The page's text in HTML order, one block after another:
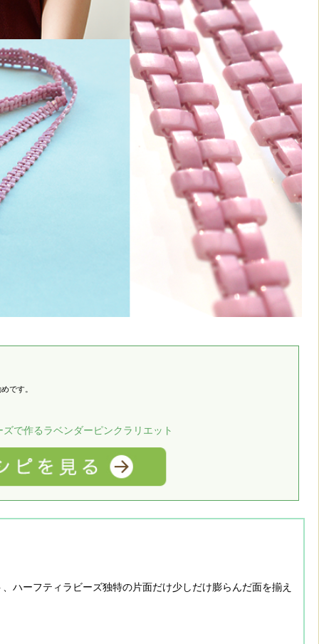
です。
で作るラベンダーピンクラリエット
ハーフティラビーズ独特の片面だけ少しだけ膨らんだ面を揃え